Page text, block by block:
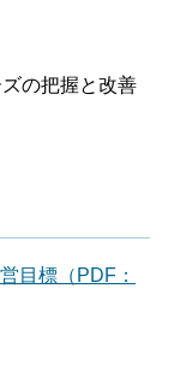
の把握と改善
目標（PDF：